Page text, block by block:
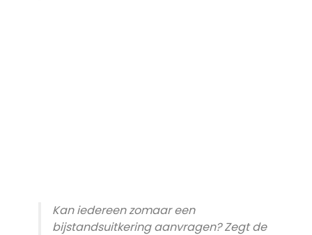
Kan iedereen zomaar een
bijstandsuitkering aanvragen? Zegt de